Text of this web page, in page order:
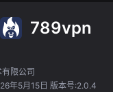
789vpn
限公司
年5月15日 版本号:2.0.4